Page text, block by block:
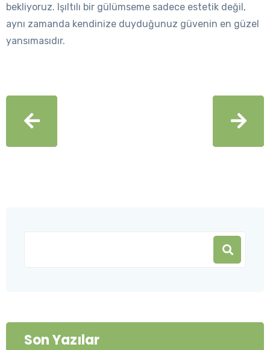
bekliyoruz. Işıltılı bir gülümseme sadece estetik değil,
aynı zamanda kendinize duyduğunuz güvenin en güzel
yansımasıdır.
Son Yazılar